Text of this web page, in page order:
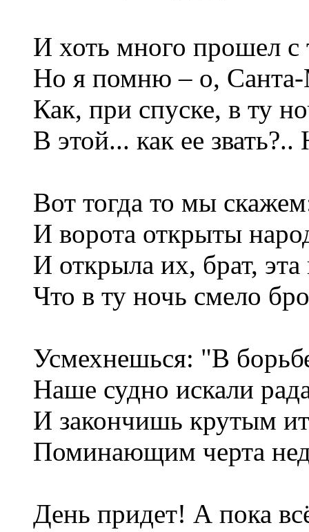
И хоть много прошел с
Но я помню – о,
Как, при спуске, в ту
В этой... как ее звать?..
Вот тогда то мы
И ворота открыты
И открыла их, брат, эта
Что в ту ночь смело
Усмехнешься: "В
Наше судно искали
И закончишь крутым
Поминающим черта
День придет! А пока